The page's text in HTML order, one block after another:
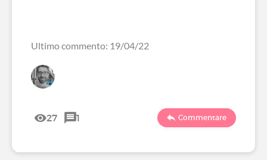
Ultimo commento: 19/04/22
27 1 Commentare